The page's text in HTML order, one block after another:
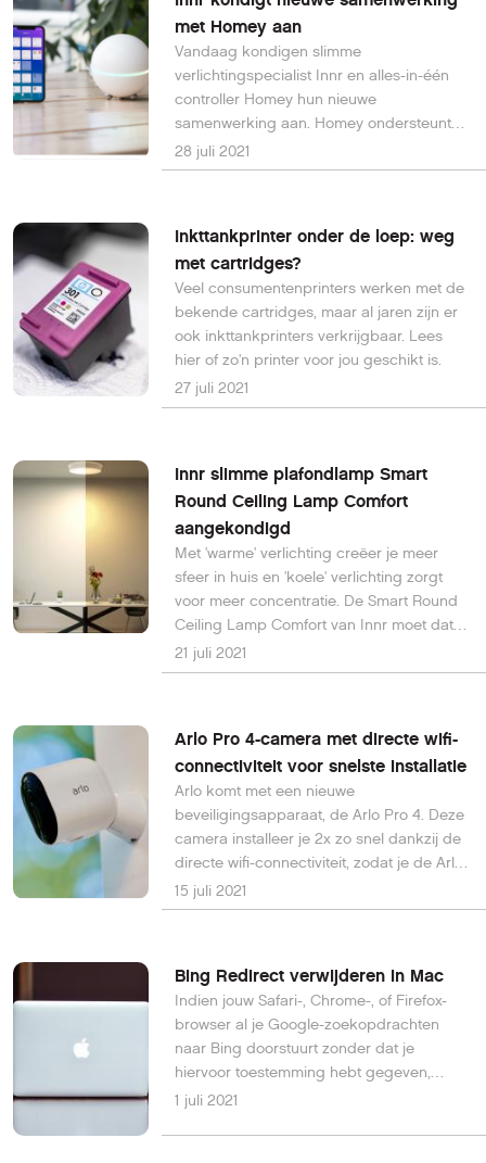
met Homey aan
Vandaag kondigen slimme
verlichtingspecialist Innr en alles-in-één
controller Homey hun nieuwe
samenwerking aan. Homey ondersteunt
vanaf nu alle slimme verlichtingsproducten
van Innr, zodat bijvoorbeeld Innr LED's
28 juli 2021
Inkttankprinter onder de loep: weg
met cartridges?
Veel consumentenprinters werken met de
bekende cartridges, maar al jaren zijn er
ook inkttankprinters verkrijgbaar. Lees
hier of zo'n printer voor jou geschikt is.
27 juli 2021
Innr slimme plafondlamp Smart
Round Ceiling Lamp Comfort
aangekondigd
Met 'warme' verlichting creëer je meer
sfeer in huis en 'koele' verlichting zorgt
voor meer concentratie. De Smart Round
Ceiling Lamp Comfort van Innr moet dat
beide bieden voor jouw thuiswerkplek.
21 juli 2021
Arlo Pro 4-camera met directe wifi-
connectiviteit voor snelste installatie
Arlo komt met een nieuwe
beveiligingsapparaat, de Arlo Pro 4. Deze
camera installeer je 2x zo snel dankzij de
directe wifi-connectiviteit, zodat je de Arlo
SmartHub niet meer nodig hebt
15 juli 2021
Bing Redirect verwijderen in Mac
Indien jouw Safari-, Chrome-, of Firefox-
browser al je Google-zoekopdrachten
naar Bing doorstuurt zonder dat je
hiervoor toestemming hebt gegeven,
betekent dit dat je Mac is geïnfiltreerd met
1 juli 2021